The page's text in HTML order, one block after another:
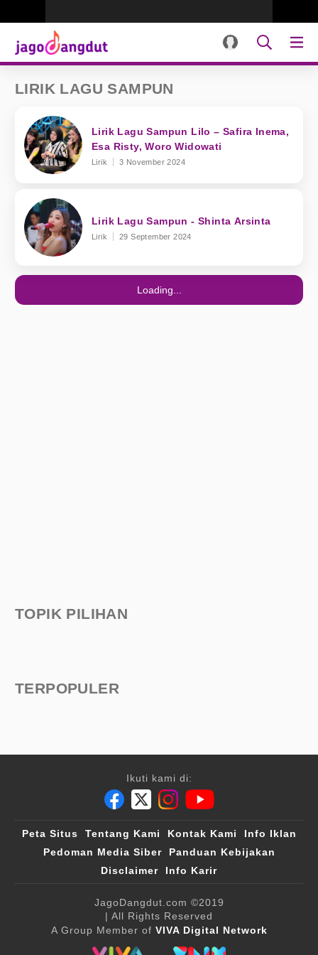
LIRIK LAGU SAMPUN
Lirik Lagu Sampun Lilo – Safira Inema,
Esa Risty, Woro Widowati
Lirik 3 November 2024
Lirik Lagu Sampun - Shinta Arsinta
Lirik 29 September 2024
Loading...
TOPIK PILIHAN
TERPOPULER
Ikuti kami di:
Peta Situs Tentang Kami Kontak Kami
Info Iklan
Pedoman Media Siber
Panduan Kebijakan
Disclaimer
Info Karir
JagoDangdut.com ©2019
| All Rights Reserved
A Group Member of VIVA Digital Network